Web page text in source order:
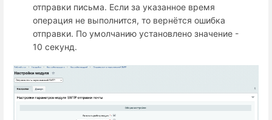
отправки письма. Если за указанное время
операция не выполнится, то вернётся ошибка
отправки. По умолчанию установлено значение -
10 секунд.